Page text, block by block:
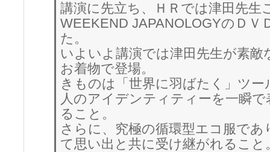
講演に先立ち、ＨＲでは津田先生
WEEKEND JAPANOLOGYのＤＶ
た。
いよいよ講演では津田先生が素敵
お着物で登場。
きものは「世界に羽ばたく」ツー
人のアイデンティティーを一瞬
ること。
さらに、究極の循環型エコ服であ
て思い出と共に受け継がれること